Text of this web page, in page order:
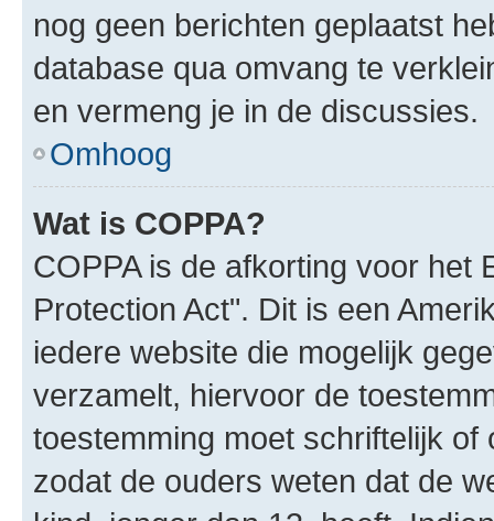
nog geen berichten geplaatst
database qua omvang te
en vermeng je in de discussies.
Omhoog
Wat is COPPA?
COPPA is de afkorting voor het
Protection Act". Dit is een
iedere website die mogelijk
verzamelt, hiervoor de
toestemming moet schriftelijk
zodat de ouders weten dat de